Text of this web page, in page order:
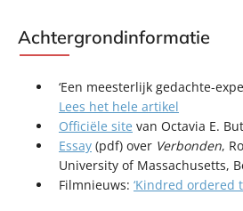
Achtergrondinformatie
‘Een meesterlijk gedachte-
Lees het hele artikel
Officiële site van Octavia E.
Essay (pdf) over Verbonden,
University of Massachusetts,
Filmnieuws: ‘Kindred ordered